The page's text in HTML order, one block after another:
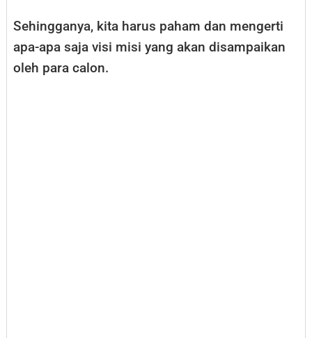
Sehingganya, kita harus paham dan mengerti
apa-apa saja visi misi yang akan disampaikan
oleh para calon.